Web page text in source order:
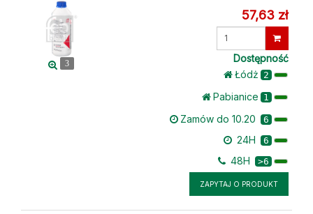
3
57,63 zł
Wprowadź
Dostępność
Łódż 2
Pabianice 1
Zamów do 10.20 6
24H 6
48H >6
ZAPYTAJ O PRODUKT